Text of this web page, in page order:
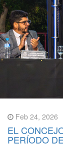
Feb 24, 2026
EL
PERÍODO